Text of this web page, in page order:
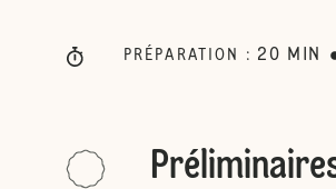
PRÉPARATION : 20 MIN